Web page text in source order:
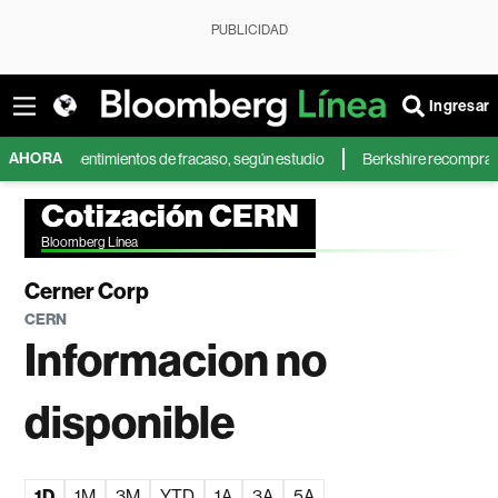
PUBLICIDAD
Ingresar
AHORA
sentimientos de fracaso, según estudio Berkshire recompra
Cotización CERN
Bloomberg Línea
Cerner Corp
CERN
Informacion no
disponible